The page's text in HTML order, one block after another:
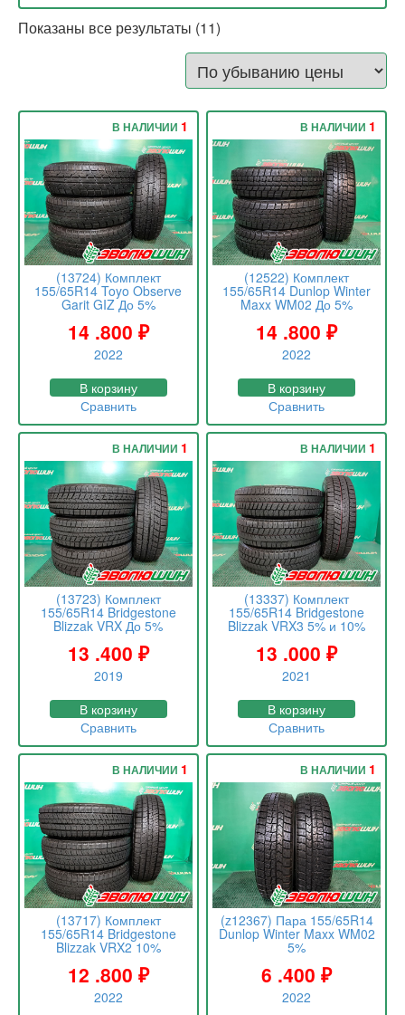
Показаны все результаты (11)
(13724) Комплект
155/65R14 Toyo Observe
Garit GIZ До 5%
14 .800 ₽
2022
В НАЛИЧИИ 1
В корзину
Сравнить
(12522) Комплект
155/65R14 Dunlop Winter
Maxx WM02 До 5%
14 .800₽
2022
В НАЛИЧИИ 1
В корзину
Сравнить
(13723) Комплект
155/65R14 Bridgestone
Blizzak VRX До 5%
13 .400 ₽
2019
В НАЛИЧИИ 1
В корзину
Сравнить
(13337) Комплект
155/65R14 Bridgestone
Blizzak VRX3 5% и 10%
13 .000₽
2021
В НАЛИЧИИ 1
В корзину
Сравнить
(13717) Комплект
155/65R14 Bridgestone
Blizzak VRX2 10%
12 .800 ₽
2022
В НАЛИЧИИ 1
(z12367) Пара 155/65R14
Dunlop Winter Maxx WM02
5%
6 .400₽
2022
В НАЛИЧИИ 1